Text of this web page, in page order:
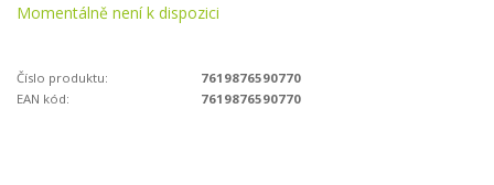
Momentálně není k dispozici
Číslo produktu:
7619876590770
EAN kód:
7619876590770